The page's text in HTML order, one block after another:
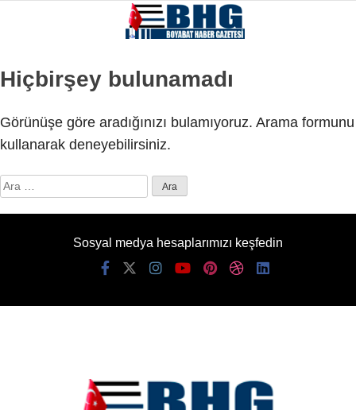
Hiçbirşey bulunamadı
Görünüşe göre aradığınızı bulamıyoruz. Arama formunu
kullanarak deneyebilirsiniz.
Arama:
Sosyal medya hesaplarımızı keşfedin